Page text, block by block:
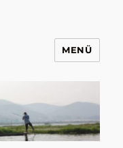
MENÜ